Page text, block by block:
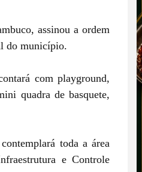
assinou a ordem
do município.
com playground,
quadra de basquete,
toda a área
e Controle